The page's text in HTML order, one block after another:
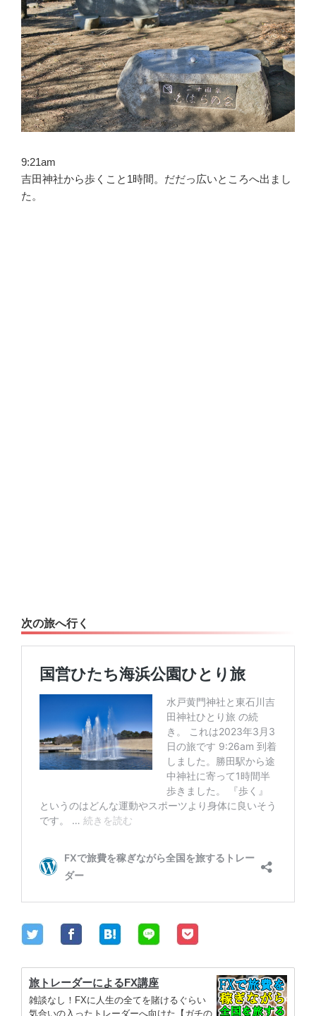
9:21am
吉田神社から歩くこと1時間。だだっ広いところへ出まし
た。
次の旅へ行く
旅トレーダーによるFX講座
雑談なし！FXに人生の全てを賭けるぐらい
気合いの入ったトレーダーへ向けた【ガチの